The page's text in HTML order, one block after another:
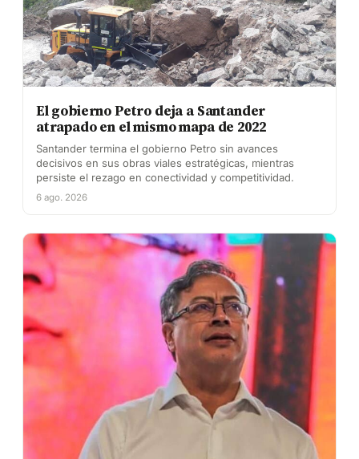
El gobierno Petro deja a Santander
atrapado en el mismo mapa de 2022
Santander termina el gobierno Petro sin avances
decisivos en sus obras viales estratégicas, mientras
persiste el rezago en conectividad y competitividad.
6 ago. 2026